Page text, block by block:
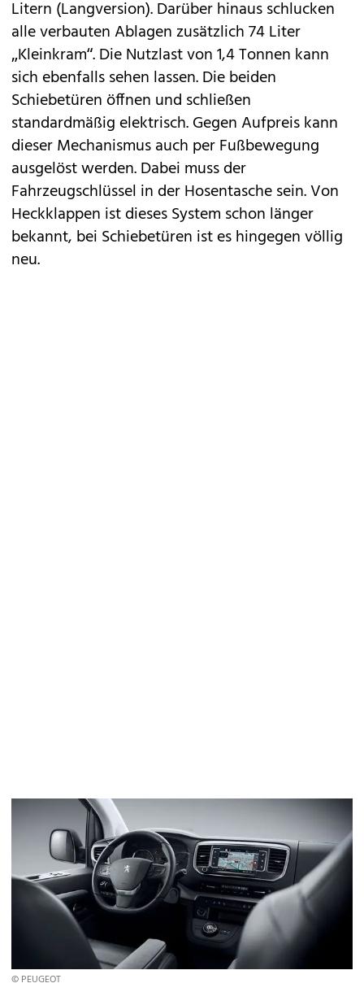
Litern (Langversion). Darüber hinaus schlucken
alle verbauten Ablagen zusätzlich 74 Liter
„Kleinkram“. Die Nutzlast von 1,4 Tonnen kann
sich ebenfalls sehen lassen. Die beiden
Schiebetüren öffnen und schließen
standardmäßig elektrisch. Gegen Aufpreis kann
dieser Mechanismus auch per Fußbewegung
ausgelöst werden. Dabei muss der
Fahrzeugschlüssel in der Hosentasche sein. Von
Heckklappen ist dieses System schon länger
bekannt, bei Schiebetüren ist es hingegen völlig
neu.
© PEUGEOT